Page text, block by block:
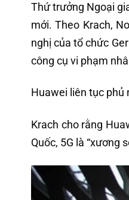
Thứ trưởng Ngoại
mới. Theo Krach,
nghị của tổ chức
công cụ vi phạm
Huawei liên tục phủ
Krach cho rằng
Quốc, 5G là “xương